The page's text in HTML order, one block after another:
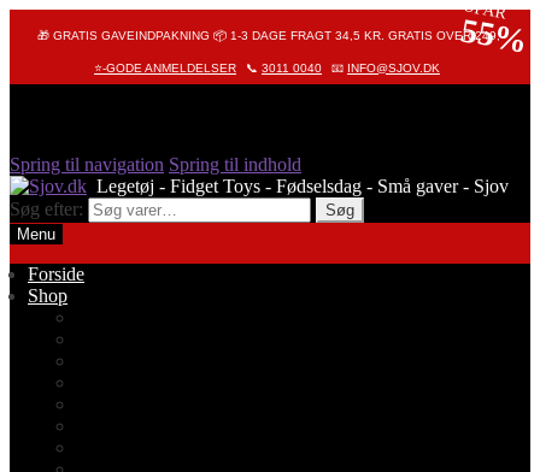
🎁 GRATIS GAVEINDPAKNING 📦 1-3 DAGE FRAGT 34,5 KR. GRATIS OVER 249,-
⭐-GODE ANMELDELSER 📞 3011 0040 📧 INFO@SJOV.DK
Spring til navigation Spring til indhold
Søg efter:
Søg
Menu
Forside
Shop
SPAR
55%